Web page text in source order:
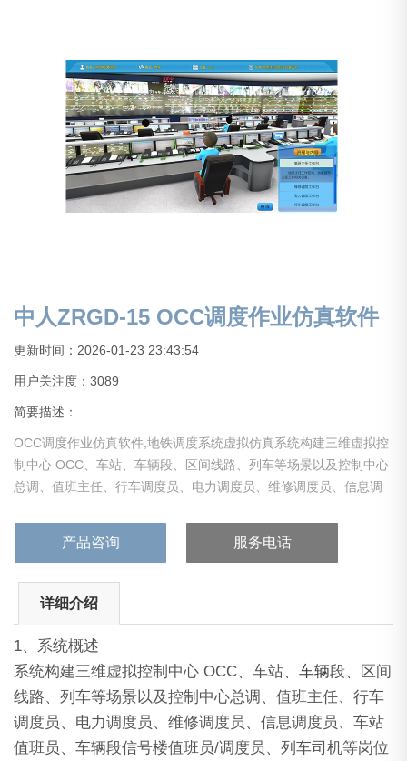
中人ZRGD-15 OCC调度作业仿真软件
更新时间：2026-01-23 23:43:54
用户关注度：3089
简要描述：
OCC调度作业仿真软件,地铁调度系统虚拟仿真系统构建三维虚拟控
制中心 OCC、车站、车辆段、区间线路、列车等场景以及控制中心
总调、值班主任、行车调度员、电力调度员、维修调度员、信息调
产品咨询 服务电话
详细介绍
1、系统概述
系统构建三维虚拟控制中心 OCC、车站、车辆段、区间
线路、列车等场景以及控制中心总调、值班主任、行车
调度员、电力调度员、维修调度员、信息调度员、车站
值班员、车辆段信号楼值班员/调度员、列车司机等岗位